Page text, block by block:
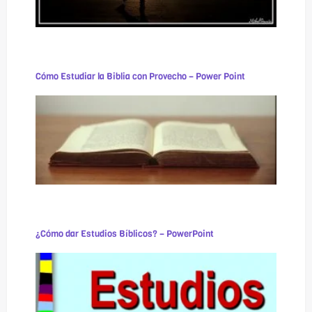
Cómo Estudiar la Biblia con Provecho – Power Point
¿Cómo dar Estudios Bíblicos? – PowerPoint